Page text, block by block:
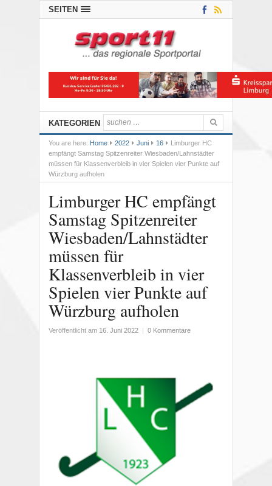
SEITEN
KATEGORIEN
You are here: Home 2022 Juni 16
Limburger HC
empfängt Samstag Spitzenreiter Wiesbaden/Lahnstädter
müssen für Klassenverbleib in vier Spielen vier Punkte auf
Würzburg aufholen
Limburger HC empfängt
Samstag Spitzenreiter
Wiesbaden/Lahnstädter
müssen für
Klassenverbleib in vier
Spielen vier Punkte auf
Würzburg aufholen
Veröffentlicht am 16. Juni 2022 0 Kommentare